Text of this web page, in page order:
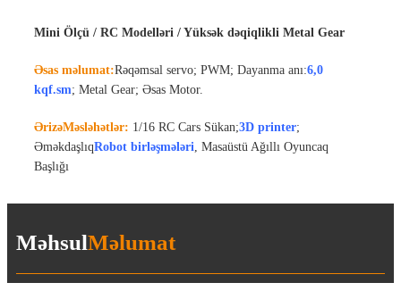
Mini Ölçü / RC Modelləri / Yüksək dəqiqlikli Metal Gear
Əsas məlumat:Rəqəmsal servo; PWM; Dayanma anı:6,0
kqf.sm; Metal Gear; Əsas Motor.
ƏrizəMəsləhətlər: 1/16 RC Cars Sükan;3D printer;
ƏməkdaşlıqRobot birləşmələri, Masaüstü Ağıllı Oyuncaq
Başlığı
MəhsulMəlumat